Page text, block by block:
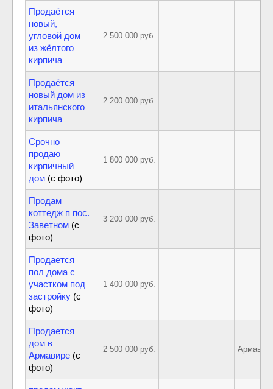
Продаётся
новый,
угловой дом
из жёлтого
кирпича
2 500 000 руб.
Продаётся
новый дом из
итальянского
кирпича
2 200 000 руб.
Срочно
продаю
кирпичный
дом (с фото)
1 800 000 руб.
Продам
коттедж п пос.
Заветном (с
фото)
3 200 000 руб.
Продается
пол дома с
участком под
застройку (с
фото)
1 400 000 руб.
Продается
дом в
Армавире (с
фото)
2 500 000 руб.